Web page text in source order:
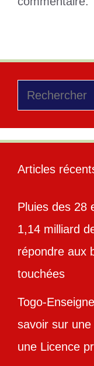
Rechercher
Articles
Pluies des 28
1,14 milliard
répondre aux
touchées
Togo-
savoir sur
une Licence